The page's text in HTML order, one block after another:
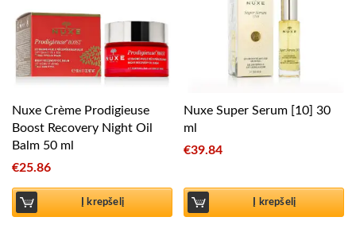
Nuxe Crème Prodigieuse
Boost Recovery Night Oil
Balm 50 ml
€25.86
Į krepšelį
Nuxe Super Serum [10] 30
ml
€39.84
Į krepšelį